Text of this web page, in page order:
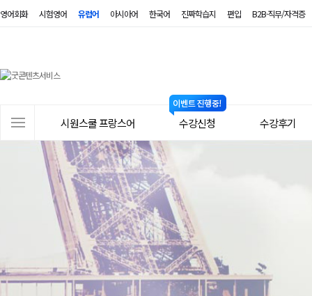
영어회화 시험영어 유럽어 아시아어 한국어 진짜학습지 편입 B2B·직무/자격증
시원스쿨 프랑스어 수강신청 수강후기